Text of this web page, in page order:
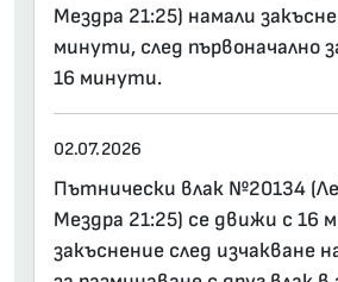
Мездра 21:25) намали
минути, след първоначално
16 минути.
02.07.2026
Пътнически влак №20134
Мездра 21:25) се движи с 16
закъснение след изчакване